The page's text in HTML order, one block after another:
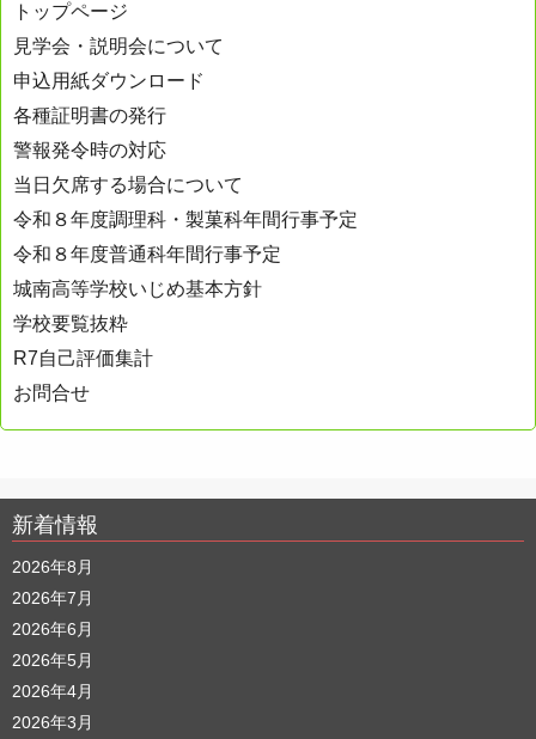
ビ
ゲ
ー
シ
ョ
ン
トップページ
見学会・説明会について
申込用紙ダウンロード
各種証明書の発行
警報発令時の対応
当日欠席する場合について
令和８年度調理科・製菓科年間行事予定
令和８年度普通科年間行事予定
城南高等学校いじめ基本方針
学校要覧抜粋
R7自己評価集計
お問合せ
新着情報
2026年8月
2026年7月
2026年6月
2026年5月
2026年4月
2026年3月